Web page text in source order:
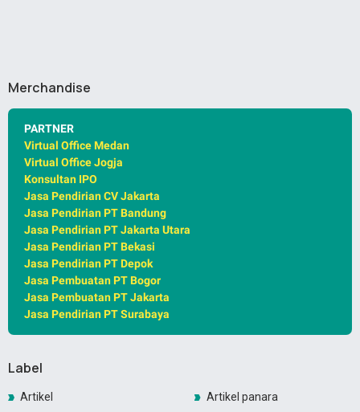
Merchandise
PARTNER
Virtual Office Medan
Virtual Office Jogja
Konsultan IPO
Jasa Pendirian CV Jakarta
Jasa Pendirian PT Bandung
Jasa Pendirian PT Jakarta Utara
Jasa Pendirian PT Bekasi
Jasa Pendirian PT Depok
Jasa Pembuatan PT Bogor
Jasa Pembuatan PT Jakarta
Jasa Pendirian PT Surabaya
Label
Artikel
Artikel panara